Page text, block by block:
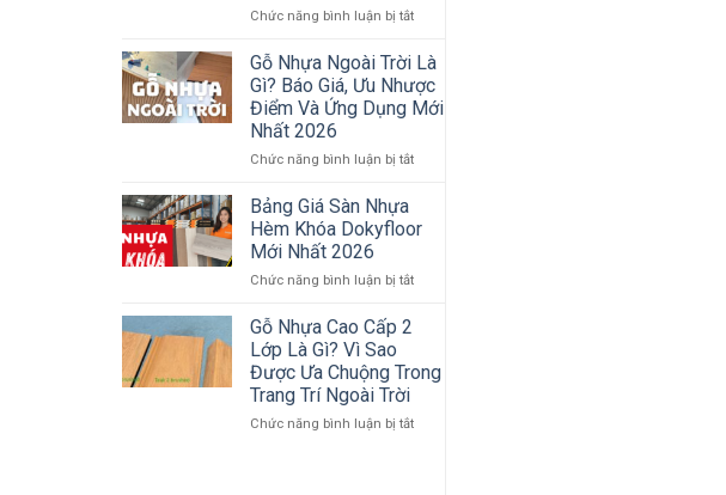
Dụng
Ốp
Gỗ
Nhựa
Ngoài
Chức năng bình luận bị tắtở
gỗ
ngoài
trời
Giải
không
mối
Vân
–
Gỗ Nhựa Ngoài Trời Là
Gì? Báo Giá, Ưu Nhược
Điểm Và Ứng Dụng Mới
Nhất 2026
Chức năng bình luận bị tắtở
Trời
Gì?
Điểm
Ứng
Bảng Giá Sàn Nhựa
Hèm Khóa Dokyfloor
Mới Nhất 2026
Chức năng bình luận bị tắtở
Hèm
Dokyfloor
Gỗ Nhựa Cao Cấp 2
Lớp Là Gì? Vì Sao
Được Ưa Chuộng Trong
Trang Trí Ngoài Trời
Chức năng bình luận bị tắtở